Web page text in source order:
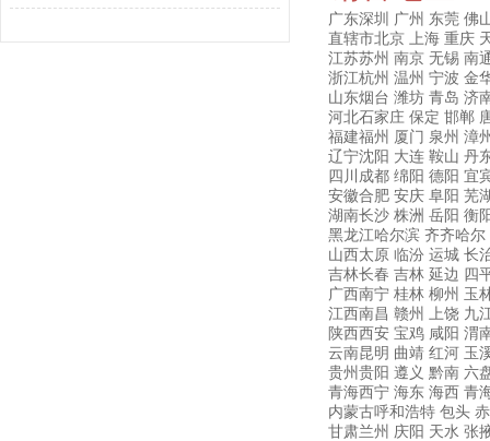
广东深圳 广州 东莞 佛
直辖市北京 上海 重庆
江苏苏州 南京 无锡 南
浙江杭州 温州 宁波 金
山东烟台 潍坊 青岛 济
河北石家庄 保定 邯郸
福建福州 厦门 泉州 漳
辽宁沈阳 大连 鞍山 丹
四川成都 绵阳 德阳 宜
安徽合肥 安庆 阜阳 芜
湖南长沙 株洲 岳阳 衡
黑龙江哈尔滨 齐齐哈尔
山西太原 临汾 运城 长
吉林长春 吉林 延边 四
广西南宁 桂林 柳州 玉
江西南昌 赣州 上饶 九
陕西西安 宝鸡 咸阳 渭
云南昆明 曲靖 红河 玉
贵州贵阳 遵义 黔南 六
青海西宁 海东 海西 青
内蒙古呼和浩特 包头
甘肃兰州 庆阳 天水 张